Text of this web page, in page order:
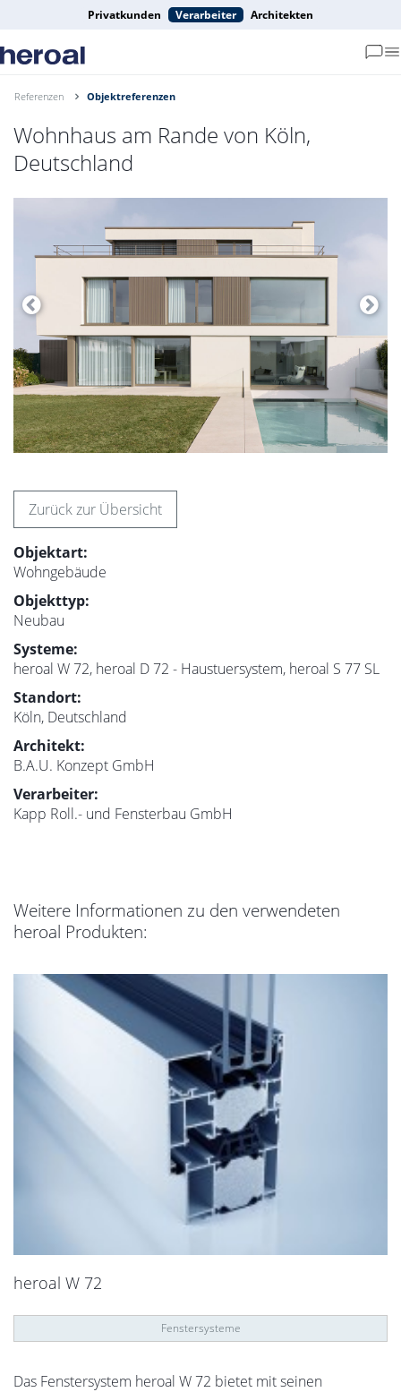
Privatkunden Verarbeiter Architekten
Referenzen Objektreferenzen
Wohnhaus am Rande von Köln,
Deutschland
Zurück zur Übersicht
Objektart:
Wohngebäude
Objekttyp:
Neubau
Systeme:
heroal W 72, heroal D 72 - Haustuersystem, heroal S 77 SL
Standort:
Köln, Deutschland
Architekt:
B.A.U. Konzept GmbH
Verarbeiter:
Kapp Roll.- und Fensterbau GmbH
Weitere Informationen zu den verwendeten
heroal Produkten:
heroal W 72
Fenstersysteme
Das Fenstersystem heroal W 72 bietet mit seinen